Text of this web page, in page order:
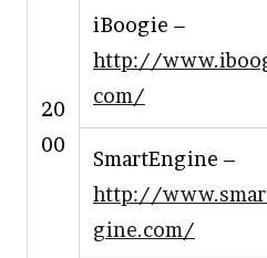
20
00
iBoogie –
http://
com/
SmartEngine –
http://
gine.com/